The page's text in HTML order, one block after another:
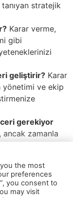
stratejik
Karar verme,
gibi
geliştirir? Karar
yönetimi ve ekip
gerekiyor
zamanla
mi oynanır?
becerilerinizi de
the most
preferences
you consent to
may visit